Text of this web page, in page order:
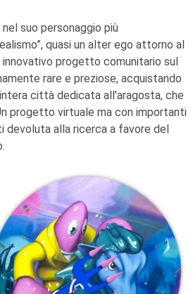
suo personaggio più
quasi un alter ego attorno al
innovativo progetto comunitario sul
rare e preziose, acquistando
città dedicata all’aragosta, che
progetto virtuale ma con importanti
devoluta alla ricerca a favore del